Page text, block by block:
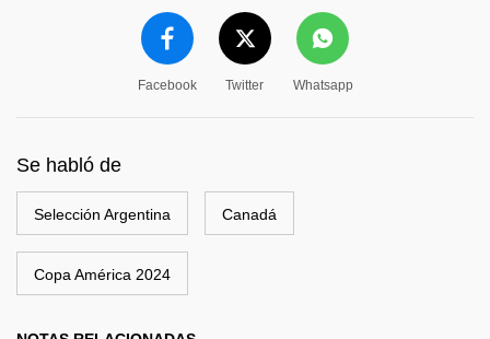
Facebook Twitter Whatsapp
Se habló de
Selección Argentina Canadá
Copa América 2024